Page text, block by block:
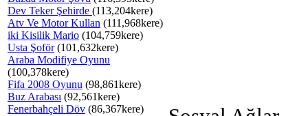
Dev Teker Şehirde (113,204kere)
Atv Ve Motor Kullan (111,968kere)
iki Kisilik Mario (104,759kere)
Usta Şoför(101,632kere)
Araba Modifiye Oyunu
(100,378kere)
Fifa 2008 Oyunu (98,861kere)
Buz Arabası (92,561kere)
Fenerbahçeli Döv (86,367kere)